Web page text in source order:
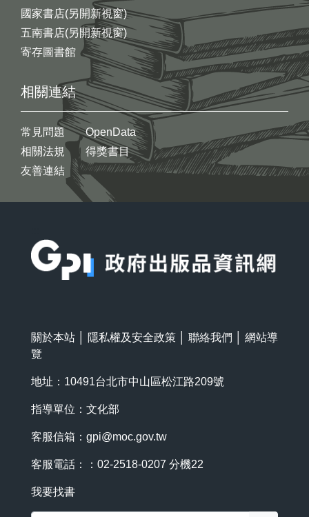
國家書店(另開新視窗)
五南書店(另開新視窗)
寄存圖書館
相關連結
常見問題
相關法規
友善連結
OpenData
得獎書目
關於本站 隱私權及安全政策 聯絡我們
網站導
覽
地址：10491台北市中山區松江路209號
指導單位：文化部
客服信箱： gpi@moc.gov.tw
客服電話：：02-2518-0207 分機22
我要找書